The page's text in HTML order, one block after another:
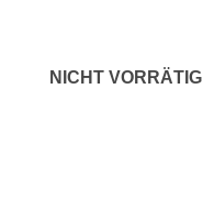
NICHT VORRÄTIG